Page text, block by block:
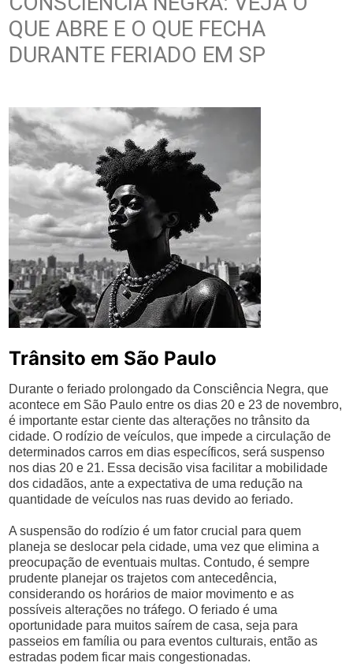
QUE ABRE E O QUE FECHA
DURANTE FERIADO EM SP
Trânsito em São Paulo
Durante o feriado prolongado da Consciência Negra, que
acontece em São Paulo entre os dias 20 e 23 de novembro,
é importante estar ciente das alterações no trânsito da
cidade. O rodízio de veículos, que impede a circulação de
determinados carros em dias específicos, será suspenso
nos dias 20 e 21. Essa decisão visa facilitar a mobilidade
dos cidadãos, ante a expectativa de uma redução na
quantidade de veículos nas ruas devido ao feriado.
A suspensão do rodízio é um fator crucial para quem
planeja se deslocar pela cidade, uma vez que elimina a
preocupação de eventuais multas. Contudo, é sempre
prudente planejar os trajetos com antecedência,
considerando os horários de maior movimento e as
possíveis alterações no tráfego. O feriado é uma
oportunidade para muitos saírem de casa, seja para
passeios em família ou para eventos culturais, então as
estradas podem ficar mais congestionadas.